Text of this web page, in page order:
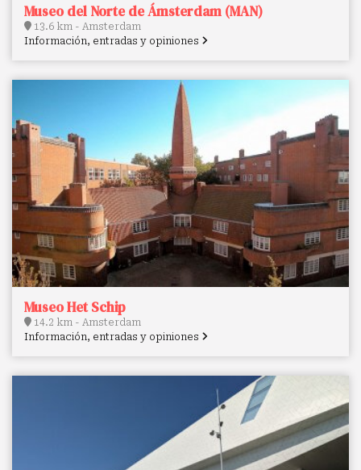
Museo del Norte de Ámsterdam (MAN)
13.6 km - Amsterdam
Información, entradas y opiniones
Museo Het Schip
14.2 km - Amsterdam
Información, entradas y opiniones